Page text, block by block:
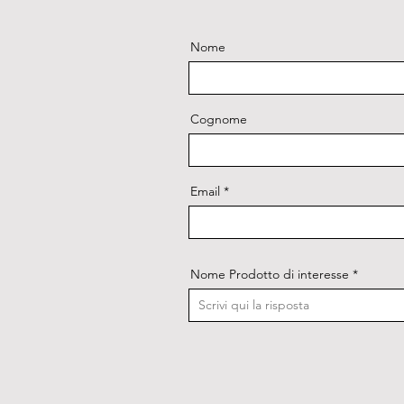
Nome
Cognome
Email
Nome Prodotto di interesse